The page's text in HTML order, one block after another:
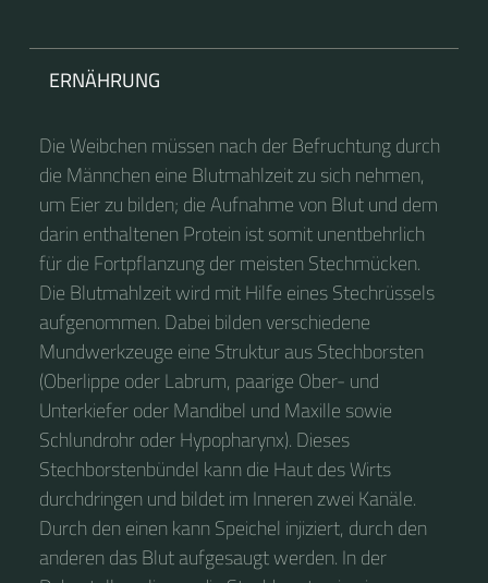
ERNÄHRUNG
Die Weibchen müssen nach der Befruchtung durch
die Männchen eine Blutmahlzeit zu sich nehmen,
um Eier zu bilden; die Aufnahme von Blut und dem
darin enthaltenen Protein ist somit unentbehrlich
für die Fortpflanzung der meisten Stechmücken.
Die Blutmahlzeit wird mit Hilfe eines Stechrüssels
aufgenommen. Dabei bilden verschiedene
Mundwerkzeuge eine Struktur aus Stechborsten
(Oberlippe oder Labrum, paarige Ober- und
Unterkiefer oder Mandibel und Maxille sowie
Schlundrohr oder Hypopharynx). Dieses
Stechborstenbündel kann die Haut des Wirts
durchdringen und bildet im Inneren zwei Kanäle.
Durch den einen kann Speichel injiziert, durch den
anderen das Blut aufgesaugt werden. In der